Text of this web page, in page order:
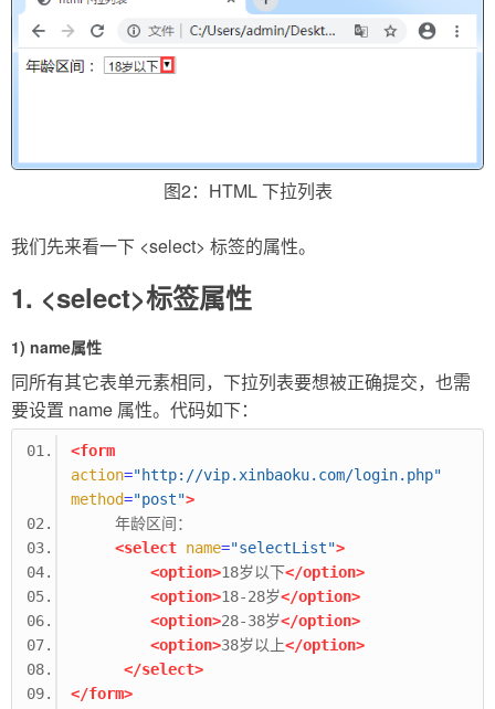
图2：HTML 下拉列表
我们先来看一下 <select> 标签的属性。
1. <select>标签属性
1) name属性
同所有其它表单元素相同，下拉列表要想被正确提交，也需
要设置 name 属性。代码如下：
<form
action="http://vip.xinbaoku.com/login.php"
method="post">
     年龄区间：
<select name="selectList">
<option>18岁以下</option>
<option>18-28岁</option>
<option>28-38岁</option>
<option>38岁以上</option>
</select>
</form>